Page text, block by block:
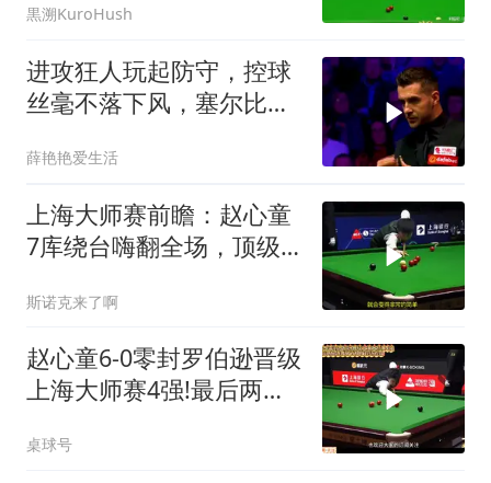
黒溯KuroHush
进攻狂人玩起防守，控球
丝毫不落下风，塞尔比硬
薛艳艳爱生活
上海大师赛前瞻：赵心童
7库绕台嗨翻全场，顶级
斯诺克来了啊
赵心童6-0零封罗伯逊晋级
上海大师赛4强!最后两局
桌球号